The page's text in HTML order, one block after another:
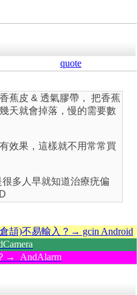
quote
蕉皮 & 透氣膠帶， 把香蕉
天就會掉落，慢的需要數
效果，這樣就不用常常買
多人早就知道治療疣偏
頡)不易輸入？→ gcin Android
→ AndAlarm